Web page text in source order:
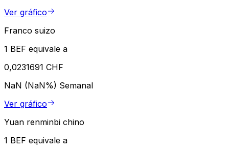
Ver gráfico
Franco suizo
1 BEF equivale a
0,0231691 CHF
NaN (NaN%) Semanal
Ver gráfico
Yuan renminbi chino
1 BEF equivale a